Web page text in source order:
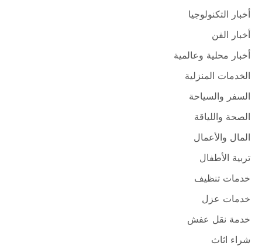
أخبار التكنولوجيا
أخبار الفن
أخبار محلية وعالمية
الخدمات المنزلية
السفر والسياحة
الصحة واللياقة
المال والأعمال
تربية الأطفال
خدمات تنظيف
خدمات عزل
خدمة نقل عفش
شراء اثاث